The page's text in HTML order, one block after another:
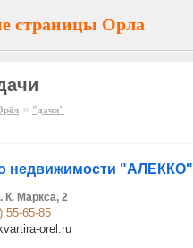
страницы Орла
» "дачи"
недвижимости "АЛЕККО"
К. Маркса, 2
55-65-85
orel.ru